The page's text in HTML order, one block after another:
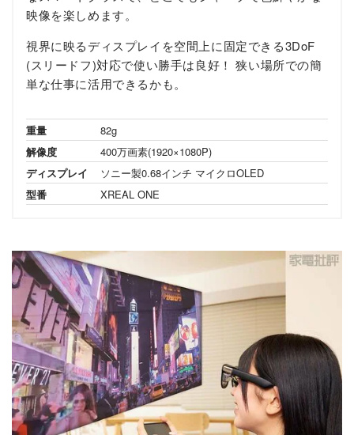
映像を楽しめます。
視界に映るディスプレイを空間上に固定できる3DoF
(スリードフ)対応で使い勝手は良好！ 狭い場所での簡
単な仕事に活用できるかも。
重量
82g
解像度
400万画素(1920×1080P)
ディスプレイ
ソニー製0.68インチ マイクロOLED
型番
XREAL ONE